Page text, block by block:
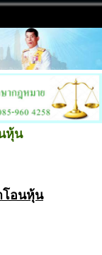
หุ้น
อนหุ้น